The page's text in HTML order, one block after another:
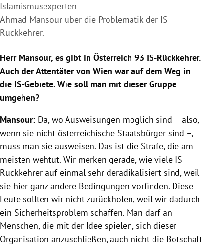
Islamismusexperten
Ahmad Mansour über die Problematik der IS-
Rückkehrer.
Herr Mansour, es gibt in Österreich 93 IS-Rückkehrer.
Auch der Attentäter von Wien war auf dem Weg in
die IS-Gebiete. Wie soll man mit dieser Gruppe
umgehen?
Mansour: Da, wo Ausweisungen möglich sind – also,
wenn sie nicht österreichische Staatsbürger sind –,
muss man sie ausweisen. Das ist die Strafe, die am
meisten wehtut. Wir merken gerade, wie viele IS-
Rückkehrer auf einmal sehr deradikalisiert sind, weil
sie hier ganz andere Bedingungen vorfinden. Diese
Leute sollten wir nicht zurückholen, weil wir dadurch
ein Sicherheitsproblem schaffen. Man darf an
Menschen, die mit der Idee spielen, sich dieser
Organisation anzuschließen, auch nicht die Botschaft